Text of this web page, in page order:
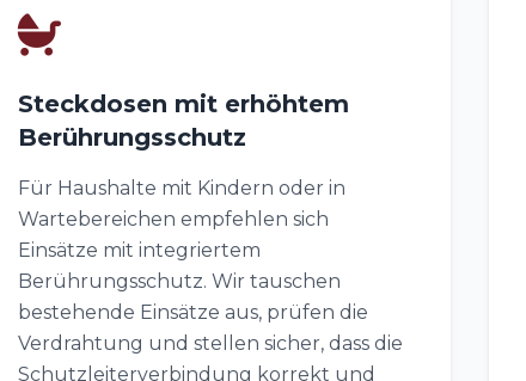
Steckdosen mit erhöhtem
Berührungsschutz
Für Haushalte mit Kindern oder in
Wartebereichen empfehlen sich
Einsätze mit integriertem
Berührungsschutz. Wir tauschen
bestehende Einsätze aus, prüfen die
Verdrahtung und stellen sicher, dass die
Schutzleiterverbindung korrekt und